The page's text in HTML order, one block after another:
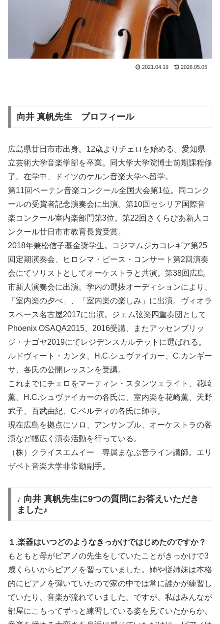
2021.04.19 2026.05.05
向井 真帆先生 プロフィール
広島県廿日市市出身。12歳よりチェロを始める。愛知県
立芸術大学音楽学部を卒業。同大学大学院博士前期課程修
了。在学中、ドイツのケルン音楽大学へ留学。
第11回ベーテン音楽コンクール全国大会第1位。同コンク
ールの受賞者記念演奏会に出演。第10回セシリア国際音
楽コンクール室内楽部門第3位。第22回さくらぴあ新人コ
ンクール廿日市市教育長賞受賞。
2018年兼松信子基金奨学生。コジマムジカコレギア第25
回定期演奏会、ヒロシマ・ピース・コンサート第2回演奏
会にてソリストとしてオーケストラと共演。第38回広島
市新人演奏会に出演。学内の選抜オーディションにより、
「室内楽の夕べ」、「室内楽の楽しみ」に出演。ヴィオラ
スペース名古屋2017に出演。ジェム弦楽四重奏団として
Phoenix OSAQA2015、2016受講、またアッセンブリッ
ジ・ナゴヤ2019にてレジデンスカルテットに選ばれる。
ルドヴィート・カンタ、H.C.シュヴァイカー、C.カンギー
サ、各氏の公開レッスンを受講。
これまでにチェロをマーティン・スタンツェライト、花崎
薫、H.C.シュヴァイカーの各氏に、室内楽を花崎薫、天野
武子、百武由紀、C.ベルディの各氏に師事。
現在広島を拠点にソロ、アンサンブル、オーケストラの客
演など幅広く演奏活動を行っている。
（株）クライスエムイー 専属まなぶ音ライン講師。エリ
ザベト音楽大学非常勤副手。
♪ 向井 真帆先生に9つの質問にお答えいただき
ました♪
１.楽器はいつどのようなきっかけではじめたのですか？
もともと母がピアノの先生をしていたことがきっかけで3
歳くらいからピアノを習っていました。姉や従姉妹は本格
的にピアノを弾いていたので家の中では常に誰かが練習し
ていたり、音楽が流れていました。ですが、私はみんなが
部屋にこもってずっと練習している姿を見ていたからか、